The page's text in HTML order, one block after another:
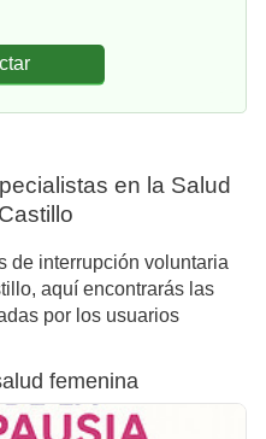
en la Salud
de interrupción voluntaria
aquí encontrarás las
por los usuarios
femenina